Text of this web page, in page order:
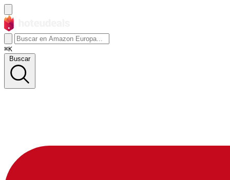
⌘K
Buscar